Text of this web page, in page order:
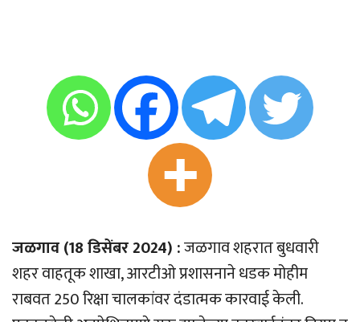
जळगाव (18 डिसेंबर 2024) :जळगाव शहरात बुधवारी
शहर वाहतूक शाखा, आरटीओ प्रशासनाने धडक मोहीम
राबवत 250 रिक्षा चालकांवर दंडात्मक कारवाई केली.